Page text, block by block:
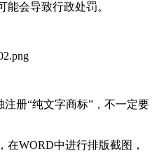
会导致行政处罚。
注册“纯文字商标”，不一定要
WORD中进行排版截图，